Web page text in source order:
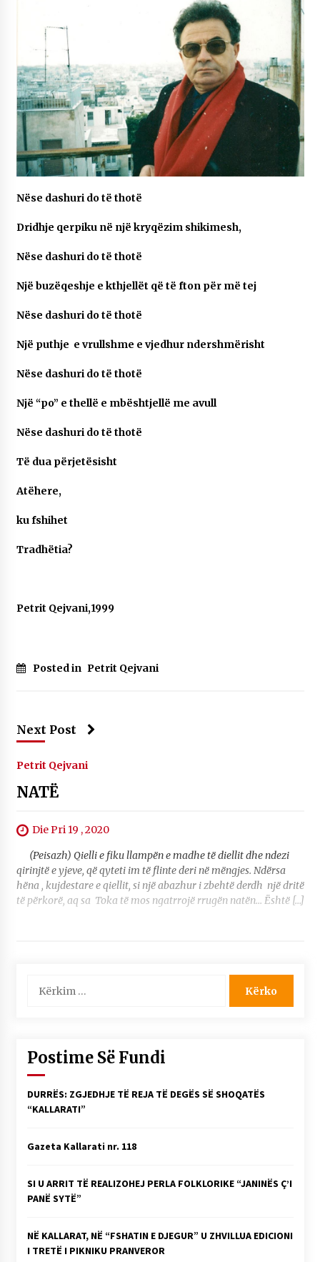
NË KALLARAT, NË “FSHATIN E DJEGUR” U
ZHVILLUA EDICIONI I TRETË I PIKNIKU
PRANVEROR
26/05/2026
Gazeta Kallarati nr. 117
03/05/2026
Gazeta Kallarati nr. 116
28/01/2026
Mbi kockat e martirëve ngrihet Atdheu
14/10/2025
Faksimilet e një 83 vjetori lufte: Çfarë shkruan
Selami.
RINDËRTIMIN E VENDIT – NGA ÇIZE XHAFERAJ
KALLARATIN SI MËSUES I MATEMATIKËS, POR
EDHE SI NJË BANOR I PËRKOHSHËM I TIJ”
12/09/2025
06/02/2025
Nëse dashuri do të thotë
Dridhje qerpiku në një kryqëzim shikimesh,
Nëse dashuri do të thotë
Një buzëqeshje e kthjellët që të fton për më tej
Nëse dashuri do të thotë
Një puthje e vrullshme e vjedhur ndershmërisht
Nëse dashuri do të thotë
Një “po” e thellë e mbështjellë me avull
Nëse dashuri do të thotë
Të dua përjetësisht
Atëhere,
ku fshihet
Tradhëtia?
Petrit Qejvani,1999
Posted in Petrit Qejvani
Next Post
Petrit Qejvani
NATË
Die Pri 19 , 2020
(Peisazh) Qielli e fiku llampën e madhe të diellit dhe ndezi
qirinjtë e yjeve, që qyteti im të flinte deri në mëngjes. Ndërsa
hëna , kujdestare e qiellit, si një abazhur i zbehtë derdh një dritë
të përkorë, aq sa Toka të mos ngatrrojë rrugën natën… Është […]
për:
Postime Së Fundi
DURRËS: ZGJEDHJE TË REJA TË DEGËS SË SHOQATËS
“KALLARATI”
Gazeta Kallarati nr. 118
SI U ARRIT TË REALIZOHEJ PERLA FOLKLORIKE “JANINËS Ç’I
PANË SYTË”
NË KALLARAT, NË “FSHATIN E DJEGUR” U ZHVILLUA EDICIONI
I TRETË I PIKNIKU PRANVEROR